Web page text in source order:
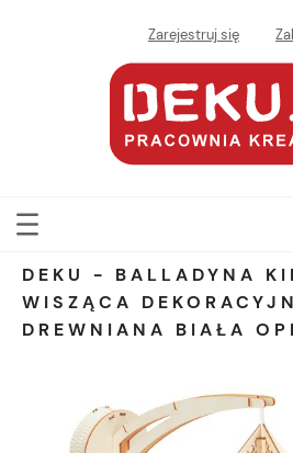
Zarejestruj się
DEKU - BALLADYNA
WISZĄCA
DREWNIANA BIAŁA